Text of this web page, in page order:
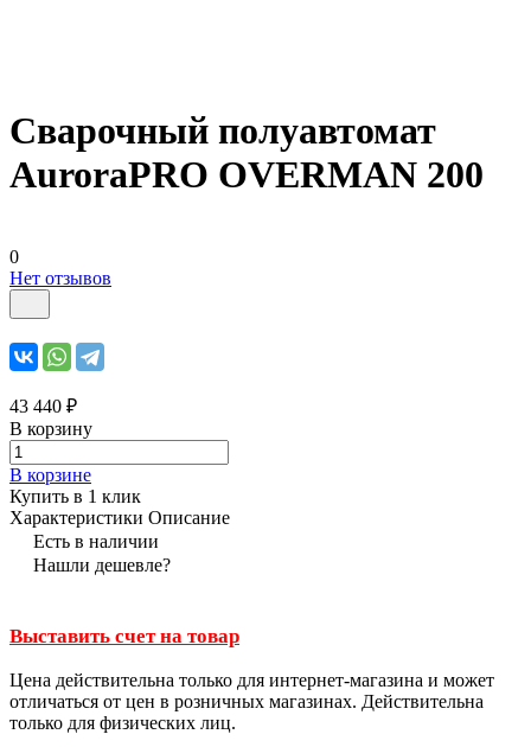
Cварочный полуавтомат
AuroraPRO OVERMAN 200
0
Нет отзывов
43 440 ₽
В корзину
В корзине
Купить в 1 клик
Характеристики Описание
Есть в наличии
Нашли дешевле?
Выставить счет на товар
Цена действительна только для интернет-магазина и может
отличаться от цен в розничных магазинах. Действительна
только для физических лиц.